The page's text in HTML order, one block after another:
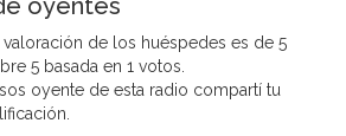
valoración de los huéspedes es de 5
5 basada en 1 votos.
oyente de esta radio compartí tu